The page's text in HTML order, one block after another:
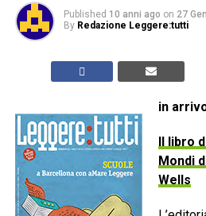
Published 10 anni ago on 27
By Redazione Leggere:tutti
in
Il libro
Mondi
Wells